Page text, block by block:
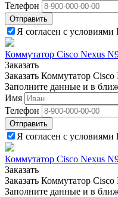
Телефон
Отправить
Я согласен с
Коммутатор Cisco Nexus
Заказать
Заказать Коммутатор
Заполните данные и в
Имя
Телефон
Отправить
Я согласен с
Коммутатор Cisco Nexus
Заказать
Заказать Коммутатор
Заполните данные и в